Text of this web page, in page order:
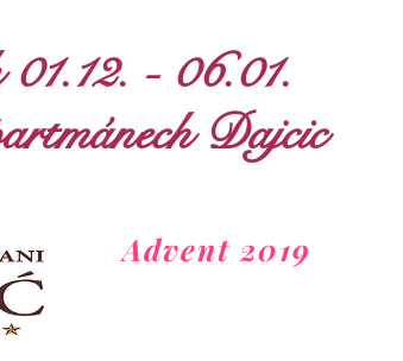
- 06.01.
Dajcic
Advent 2019